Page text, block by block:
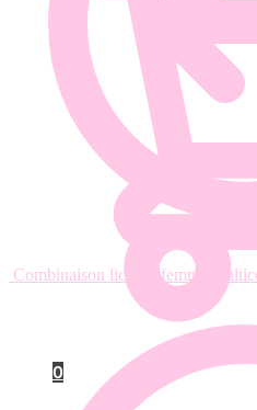
0
Combinaison licorne femme